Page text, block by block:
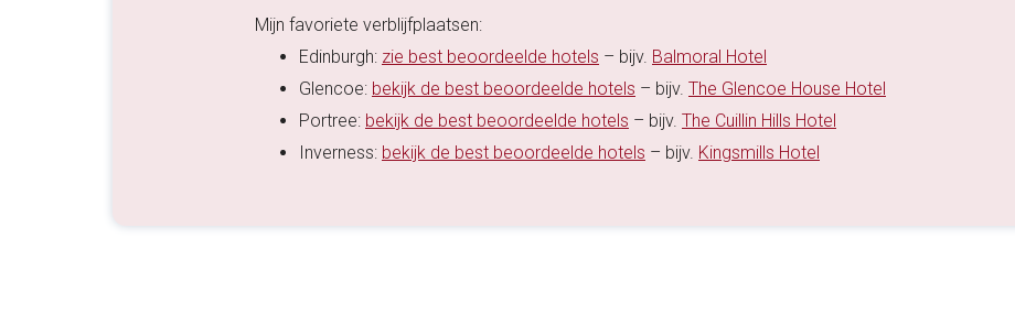
Mijn favoriete verblijfplaatsen:
Edinburgh: zie best beoordeelde hotels – bijv. Balmoral Hotel
Glencoe: bekijk de best beoordeelde hotels – bijv. The Glencoe House Hotel
Portree: bekijk de best beoordeelde hotels – bijv. The Cuillin Hills Hotel
Inverness: bekijk de best beoordeelde hotels – bijv. Kingsmills Hotel